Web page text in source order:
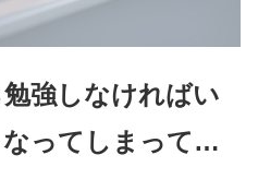
強しなければい
ってしまって…